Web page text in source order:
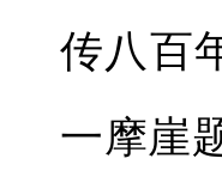
传八百
一摩崖